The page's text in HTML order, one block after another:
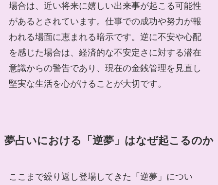
場合は、近い将来に嬉しい出来事が起こる可能性
があるとされています。仕事での成功や努力が報
われる場面に恵まれる暗示です。逆に不安や心配
を感じた場合は、経済的な不安定さに対する潜在
意識からの警告であり、現在の金銭管理を見直し
堅実な生活を心がけることが大切です。
夢占いにおける「逆夢」はなぜ起こるのか
ここまで繰り返し登場してきた「逆夢」につい